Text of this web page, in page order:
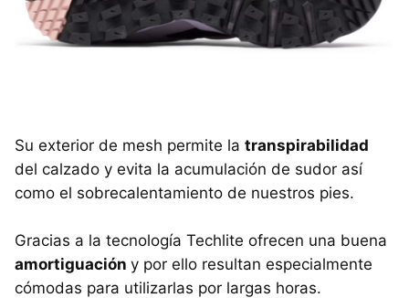
Su exterior de mesh permite la transpirabilidad
del calzado y evita la acumulación de sudor así
como el sobrecalentamiento de nuestros pies.
Gracias a la tecnología Techlite ofrecen una buena
amortiguación y por ello resultan especialmente
cómodas para utilizarlas por largas horas.